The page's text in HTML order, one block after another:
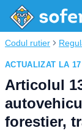
Codul rutier
ACTUALIZAT LA
Articolul
forestier,